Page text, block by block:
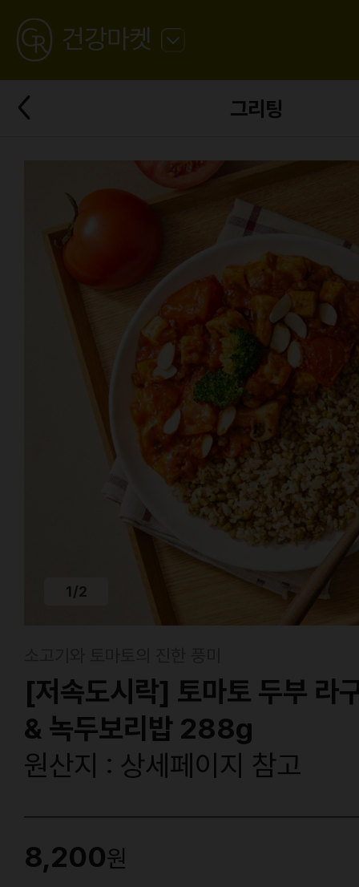
GREATING
건강마켓
로
그리팅
뒤
로
가
1/2
[저속도시락] 토마토 두부 라
& 녹두보리밥 288g
원산지 : 상세페이지 참고
8,200원